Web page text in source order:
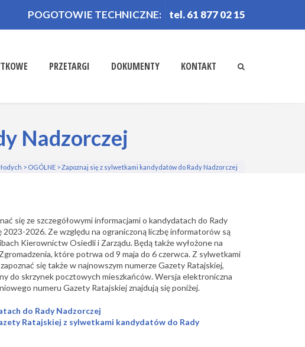
POGOTOWIE TECHNICZNE: tel. 61 877 02 15
PRZETARGI DOKUMENTY KONTAKT
Nadzorczej
> OGÓLNE >Zapoznaj się z sylwetkami kandydatów do Rady Nadzorczej
się ze szczegółowymi informacjamio kandydatach do Rady
2023-2026. Ze względu na ograniczoną liczbę informatorów są
Kierownictw Osiedli i Zarządu. Będą także wyłożone na
które potrwa od 9 maja do 6 czerwca. Z sylwetkami
się także w najnowszym numerze Gazety Ratajskiej,
do skrzynek pocztowych mieszkańców. Wersja elektroniczna
numeru Gazety Ratajskiej znajdują się poniżej.
do Rady Nadzorczej
Ratajskiej z sylwetkami kandydatów do Rady